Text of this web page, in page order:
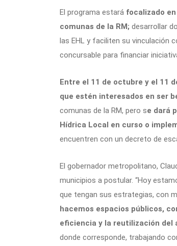
El programa estará focalizado
comunas de la RM; desarrollar
las EHL y faciliten su vinculación
concursable para financiar
Entre el 11 de octubre y el 11
que estén interesados en ser
comunas de la RM, pero se dará
Hídrica Local en curso o
encuentren con un decreto de
El gobernador metropolitano,
municipios a postular. “Hoy
que tengan sus estrategias, con
hacemos espacios públicos,
eficiencia y la reutilización del
donde corresponde, trabajando